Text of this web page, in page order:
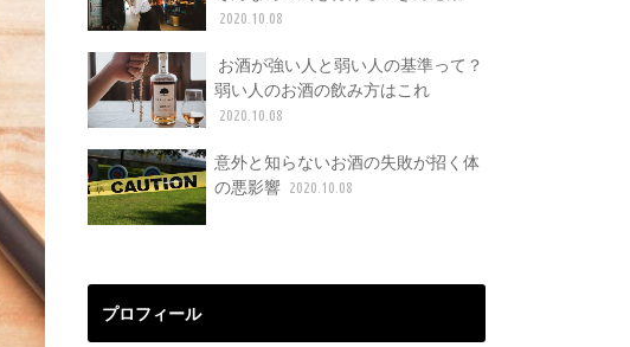
2020.10.08
お酒が強い人と弱い人の基準って？
弱い人のお酒の飲み方はこれ
2020.10.08
意外と知らないお酒の失敗が招く体
の悪影響 2020.10.08
プロフィール